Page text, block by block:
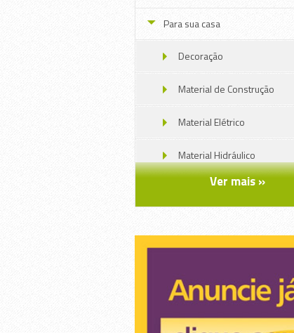
Para sua casa
Decoração
Material de Construção
Material Elétrico
Material Hidráulico
Ver mais »